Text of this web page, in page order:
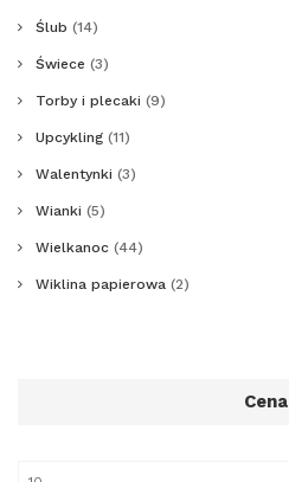
Ślub (14)
Świece (3)
Torby i plecaki (9)
Upcykling (11)
Walentynki (3)
Wianki (5)
Wielkanoc (44)
Wiklina papierowa (2)
Cena